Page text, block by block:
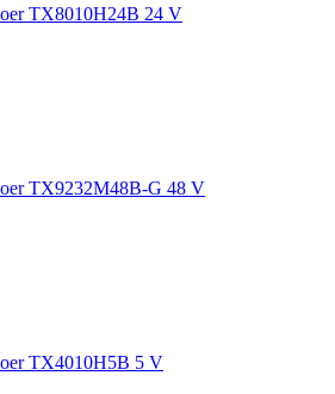
TX8010H24B 24 V
TX9232M48B-G 48 V
TX4010H5B 5 V